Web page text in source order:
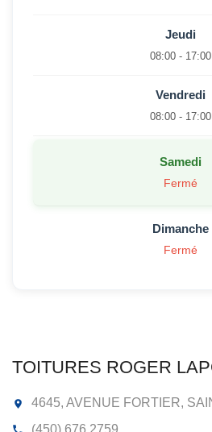
Jeudi
08:00 - 17:00
Vendredi
08:00 - 17:00
Samedi
Fermé
Dimanche
Fermé